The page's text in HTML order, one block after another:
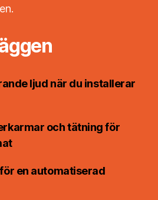
ljud när du installerar
och tätning för
en automatiserad